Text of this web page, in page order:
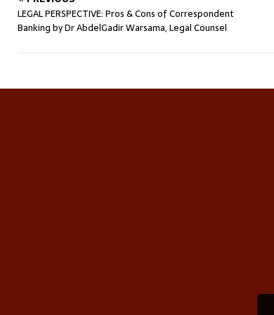
LEGAL PERSPECTIVE: Pros & Cons of Correspondent
Banking by Dr AbdelGadir Warsama, Legal Counsel